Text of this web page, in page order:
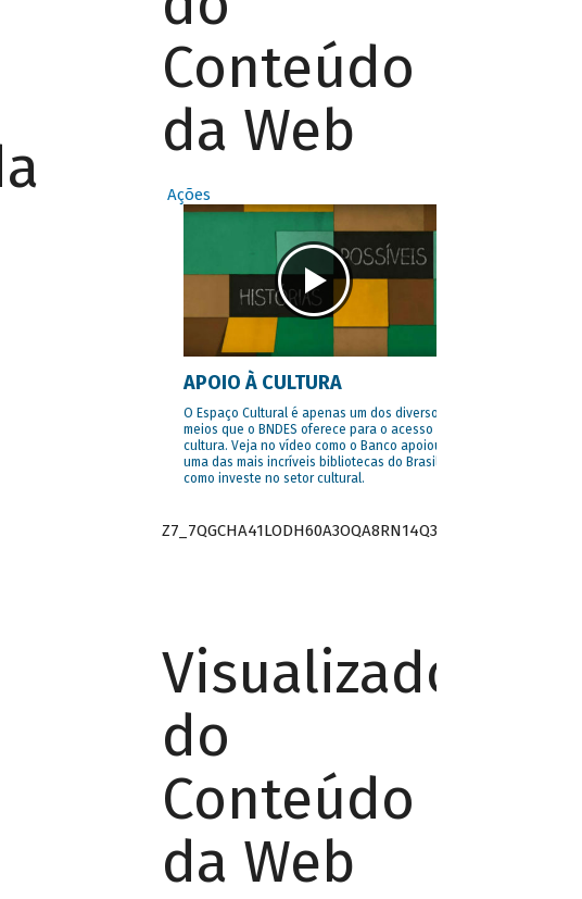
Conteúdo
da Web
Ações
APOIO À CULTURA
O Espaço Cultural é apenas um dos diversos
meios que o BNDES oferece para o acesso à
cultura. Veja no vídeo como o Banco apoiou
uma das mais incríveis bibliotecas do Brasil e
como investe no setor cultural.
Z7_7QGCHA41LODH60A3OQA8RN14Q3
Visualizador
do
Conteúdo
da Web